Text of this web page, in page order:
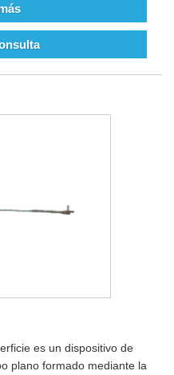
es un dispositivo de
plano formado mediante la